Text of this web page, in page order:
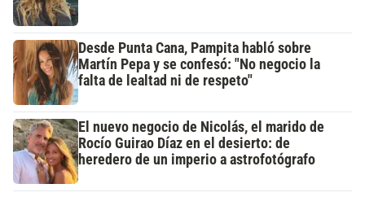
Desde Punta Cana, Pampita habló sobre
Martín Pepa y se confesó: "No negocio la
falta de lealtad ni de respeto"
El nuevo negocio de Nicolás, el marido de
Rocío Guirao Díaz en el desierto: de
heredero de un imperio a astrofotógrafo